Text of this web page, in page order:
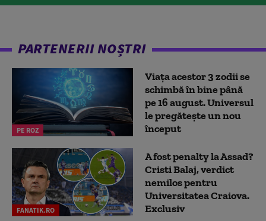
PARTENERII NOȘTRI
PE ROZ
Viața acestor 3 zodii se
schimbă în bine până
pe 16 august. Universul
le pregătește un nou
început
FANATIK.RO
A fost penalty la Assad?
Cristi Balaj, verdict
nemilos pentru
Universitatea Craiova.
Exclusiv